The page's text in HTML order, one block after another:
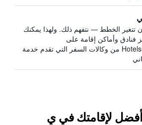
تتغير الخطط — نتفهم ذلك. ولهذا يمكنك
فنادق وأماكن إقامة على
HotelsCombined من وكالات السفر التي تقدم خدمة
أفضل لإقامتك في ي